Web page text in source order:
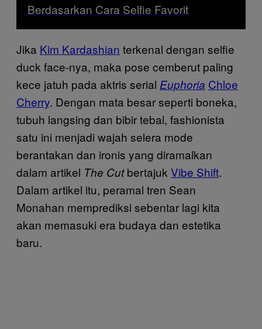
Berdasarkan Cara Selfie Favorit
Jika Kim Kardashian terkenal dengan selfie
duck face-nya, maka pose cemberut paling
kece jatuh pada aktris serial Euphoria Chloe
Cherry. Dengan mata besar seperti boneka,
tubuh langsing dan bibir tebal, fashionista
satu ini menjadi wajah selera mode
berantakan dan ironis yang diramalkan
dalam artikel The Cutbertajuk Vibe Shift.
Dalam artikel itu, peramal tren Sean
Monahan memprediksi sebentar lagi kita
akan memasuki era budaya dan estetika
baru.